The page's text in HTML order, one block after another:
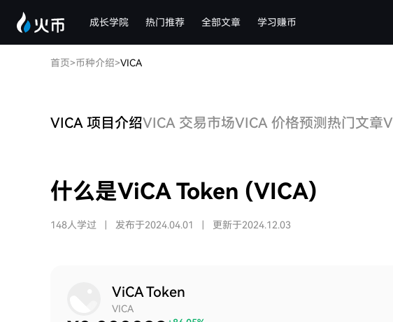
成长学院 热门推荐 全部文章 学习赚币
首页>币种介绍>VICA
VICA 项目介绍VICA 交易市场VICA 价格预测热门文章
什么是ViCA Token (VICA)
148人学过 发布于2024.04.01 更新于2024.12.03
ViCA Token
VICA